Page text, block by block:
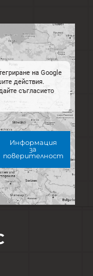
на Google
действия.
съгласието
Информация
за
поверителност